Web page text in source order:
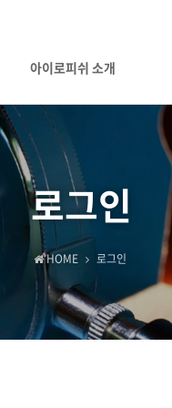
아이로피쉬 소개
로그인
HOME 로그인